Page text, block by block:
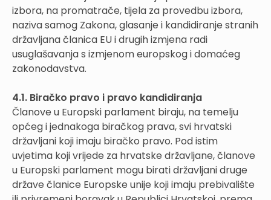
izbora, na promatrače, tijela za provedbu izbora,
naziva samog Zakona, glasanje i kandidiranje stranih
državljana članica EU i drugih izmjena radi
usuglašavanja s izmjenom europskog i domaćeg
zakonodavstva.
4.1. Biračko pravo i pravo kandidiranja
Članove u Europski parlament biraju, na temelju
općeg i jednakoga biračkog prava, svi hrvatski
državljani koji imaju biračko pravo. Pod istim
uvjetima koji vrijede za hrvatske državljane, članove
u Europski parlament mogu birati državljani druge
države članice Europske unije koji imaju prebivalište